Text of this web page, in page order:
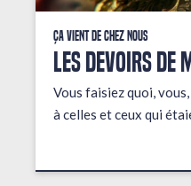
Ça vient de chez nous
LES DEVOIRS DE
Vous faisiez quoi,
à celles et ceux qui